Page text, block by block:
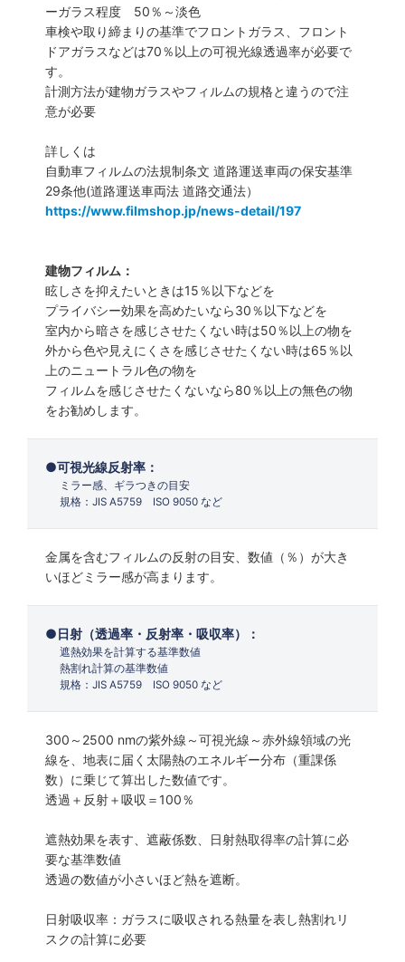
ーガラス程度 50％～淡色
車検や取り締まりの基準でフロントガラス、フロント
ドアガラスなどは70％以上の可視光線透過率が必要で
す。
計測方法が建物ガラスやフィルムの規格と違うので注
意が必要
詳しくは
自動車フィルムの法規制条文 道路運送車両の保安基準
29条他(道路運送車両法 道路交通法）
https://www.filmshop.jp/news-detail/197
建物フィルム：
眩しさを抑えたいときは15％以下などを
プライバシー効果を高めたいなら30％以下などを
室内から暗さを感じさせたくない時は50％以上の物を
外から色や見えにくさを感じさせたくない時は65％以
上のニュートラル色の物を
フィルムを感じさせたくないなら80％以上の無色の物
をお勧めします。
可視光線反射率：
ミラー感、ギラつきの目安
規格：JIS A5759 ISO 9050 など
金属を含むフィルムの反射の目安、数値（％）が大き
いほどミラー感が高まります。
日射（透過率・反射率・吸収率）：
遮熱効果を計算する基準数値
熱割れ計算の基準数値
規格：JIS A5759 ISO 9050 など
300～2500 nmの紫外線～可視光線～赤外線領域の光
線を、地表に届く太陽熱のエネルギー分布（重課係
数）に乗じて算出した数値です。
透過＋反射＋吸収＝100％
遮熱効果を表す、遮蔽係数、日射熱取得率の計算に必
要な基準数値
透過の数値が小さいほど熱を遮断。
日射吸収率：ガラスに吸収される熱量を表し熱割れリ
スクの計算に必要